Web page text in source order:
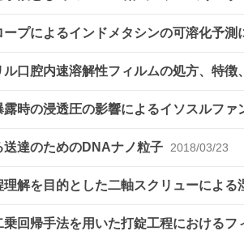
ープによるインドメタシンの可溶化予
ル口腔内速溶解性フィルムの処方、特
露時の浸透圧の影響によるイソスルフ
送達のためのDNAナノ粒子 2018/03/23
理解を目的とした二軸スクリューによ
乗回帰手法を用いた打錠工程における